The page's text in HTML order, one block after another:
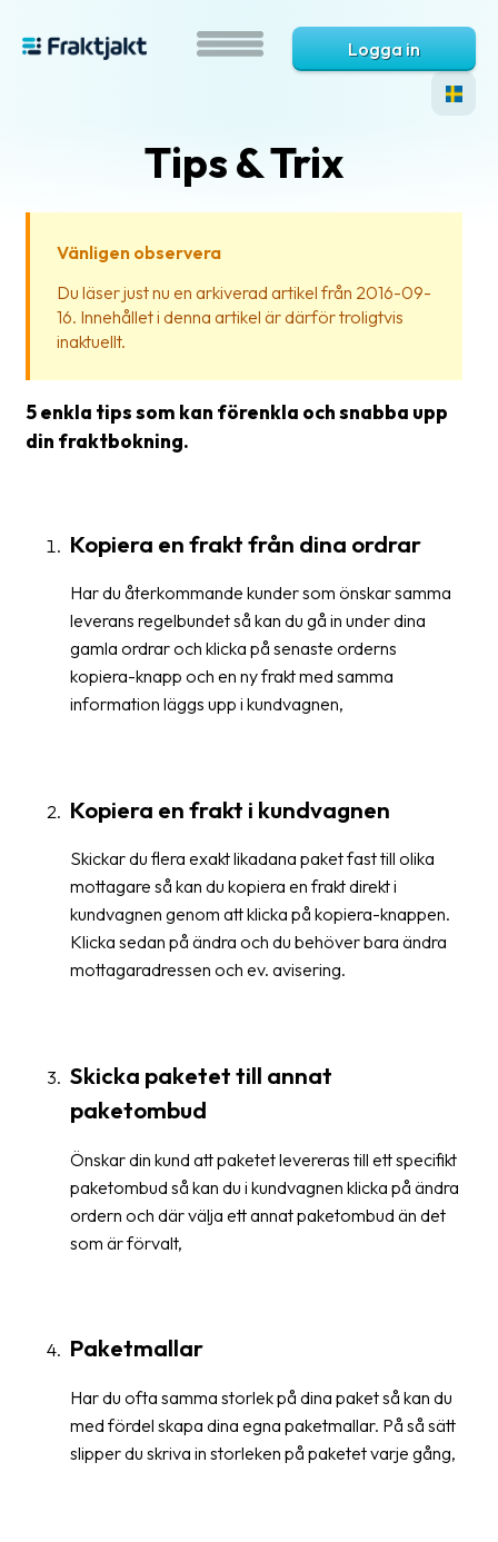
Vad
Hjälp?
&
Paketering
Frakthandlingar
Upphämtningar
Manualer
Nedladdningar
Om
Om
Fraktjakt
Pressrum
Jobb
karriär
Nyhetsarkiv
Logga in
Tips & Trix
Vänligen observera
Du läser just nu en arkiverad artikel från 2016-09-
16. Innehållet i denna artikel är därför troligtvis
inaktuellt.
5 enkla tips som kan förenkla och snabba upp
din fraktbokning.
Kopiera en frakt från dina ordrar
Har du återkommande kunder som önskar samma
leverans regelbundet så kan du gå in under dina
gamla ordrar och klicka på senaste orderns
kopiera-knapp och en ny frakt med samma
information läggs upp i kundvagnen,
Kopiera en frakt i kundvagnen
Skickar du flera exakt likadana paket fast till olika
mottagare så kan du kopiera en frakt direkt i
kundvagnen genom att klicka på kopiera-knappen.
Klicka sedan på ändra och du behöver bara ändra
mottagaradressen och ev. avisering.
Skicka paketet till annat
paketombud
Önskar din kund att paketet levereras till ett specifikt
paketombud så kan du i kundvagnen klicka på ändra
ordern och där välja ett annat paketombud än det
som är förvalt,
Paketmallar
Har du ofta samma storlek på dina paket så kan du
med fördel skapa dina egna paketmallar. På så sätt
slipper du skriva in storleken på paketet varje gång,